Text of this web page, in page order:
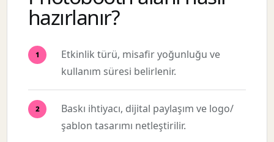
hazırlanır?
Etkinlik türü, misafir yoğunluğu ve
kullanım süresi belirlenir.
Baskı ihtiyacı, dijital paylaşım ve logo/
şablon tasarımı netleştirilir.